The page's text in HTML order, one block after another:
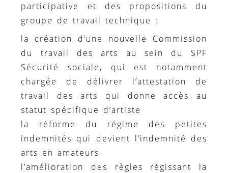
participative et des propositions du
groupe de travail technique :
la création d’une nouvelle Commission
du travail des arts au sein du SPF
Sécurité sociale, qui est notamment
chargée de délivrer l’attestation de
travail des arts qui donne accès au
statut spécifique d’artiste
la réforme du régime des petites
indemnités qui devient l’indemnité des
arts en amateurs
l’amélioration des règles régissant la